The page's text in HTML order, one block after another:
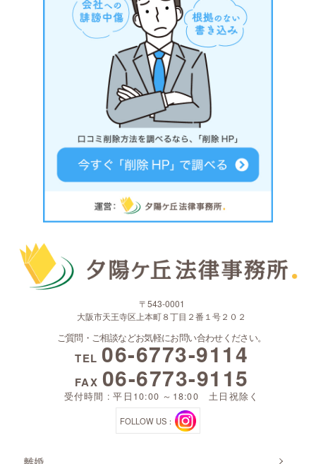
〒543-0001
大阪市天王寺区上本町８丁目２番１号２０２
ご質問・ご相談などお気軽にお問い合わせください。
TEL 06-6773-9114
FAX 06-6773-9115
受付時間 : 平日10:00 ～18:00 土日祝除く
FOLLOW US：
離婚